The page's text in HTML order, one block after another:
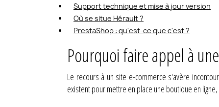
Support technique et mise à jour version
Où se situe Hérault ?
PrestaShop : qu'est-ce que c'est ?
Pourquoi faire appel à
Le recours à un site e-commerce s'avère
existent pour mettre en place une boutique en